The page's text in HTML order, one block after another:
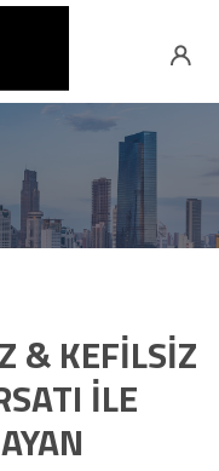
& KEFİLSİZ
İLE